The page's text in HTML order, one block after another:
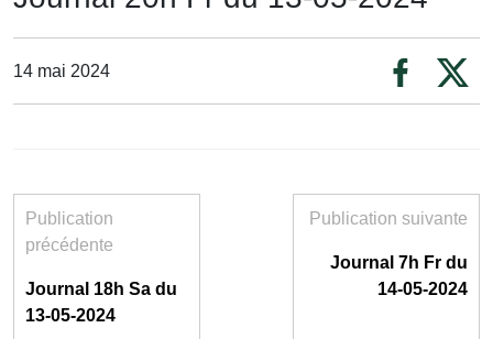
14 mai 2024
Publication
précédente
Journal 18h Sa du
13-05-2024
Publication suivante
Journal 7h Fr du
14-05-2024